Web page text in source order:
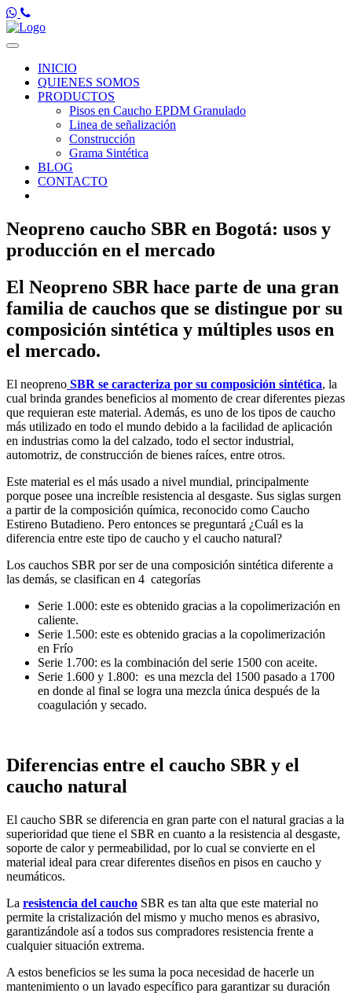
Toggle
navigationINICIO
QUIENES SOMOS
PRODUCTOS
Pisos en Caucho EPDM Granulado
Linea de señalización
Construcción
Grama Sintética
BLOG
CONTACTO
Neopreno caucho SBR en Bogotá: usos y
producción en el mercado
El Neopreno SBR hace parte de una gran
familia de cauchos que se distingue por su
composición sintética y múltiples usos en
el mercado.
El neopreno SBR se caracteriza por su composición sintética, la
cual brinda grandes beneficios al momento de crear diferentes piezas
que requieran este material. Además, es uno de los tipos de caucho
más utilizado en todo el mundo debido a la facilidad de aplicación
en industrias como la del calzado, todo el sector industrial,
automotriz, de construcción de bienes raíces, entre otros.
Este material es el más usado a nivel mundial, principalmente
porque posee una increíble resistencia al desgaste. Sus siglas surgen
a partir de la composición química, reconocido como Caucho
Estireno Butadieno. Pero entonces se preguntará ¿Cuál es la
diferencia entre este tipo de caucho y el caucho natural?
Los cauchos SBR por ser de una composición sintética diferente a
las demás, se clasifican en 4 categorías
Serie 1.000: este es obtenido gracias a la copolimerización en
caliente.
Serie 1.500: este es obtenido gracias a la copolimerización
en Frío
Serie 1.700: es la combinación del serie 1500 con aceite.
Serie 1.600 y 1.800: es una mezcla del 1500 pasado a 1700
en donde al final se logra una mezcla única después de la
coagulación y secado.
Diferencias entre el caucho SBR y el
caucho natural
El caucho SBR se diferencia en gran parte con el natural gracias a la
superioridad que tiene el SBR en cuanto a la resistencia al desgaste,
soporte de calor y permeabilidad, por lo cual se convierte en el
material ideal para crear diferentes diseños en pisos en caucho y
neumáticos.
La resistencia del caucho SBR es tan alta que este material no
permite la cristalización del mismo y mucho menos es abrasivo,
garantizándole así a todos sus compradores resistencia frente a
cualquier situación extrema.
A estos beneficios se les suma la poca necesidad de hacerle un
mantenimiento o un lavado específico para garantizar su duración